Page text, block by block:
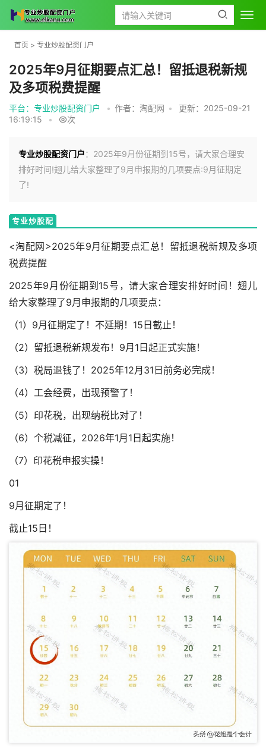
首页 > 专业炒股配资门户
2025年9月征期要点汇总！留抵退税新规
及多项税费提醒
平台：专业炒股配资门户 • 作者：淘配网 •
更新：2025-09-21
16:19:15
• 次
专业炒股配资门户：2025年9月份征期到15号，请大家合理安
排好时间!翅儿给大家整理了9月申报期的几项要点:9月征期定
了!
专业炒股配
<淘配网>2025年9月征期要点汇总！留抵退税新规及多项
税费提醒
2025年9月份征期到15号，请大家合理安排好时间！翅儿
给大家整理了9月申报期的几项要点：
（1）9月征期定了！不延期！15日截止！
（2）留抵退税新规发布！9月1日起正式实施！
（3）税局退钱了！2025年12月31日前务必完成！
（4）工会经费，出现预警了！
（5）印花税，出现纳税比对了！
（6）个税减征，2026年1月1日起实施！
（7）印花税申报实操！
01
9月征期定了！
截止15日！